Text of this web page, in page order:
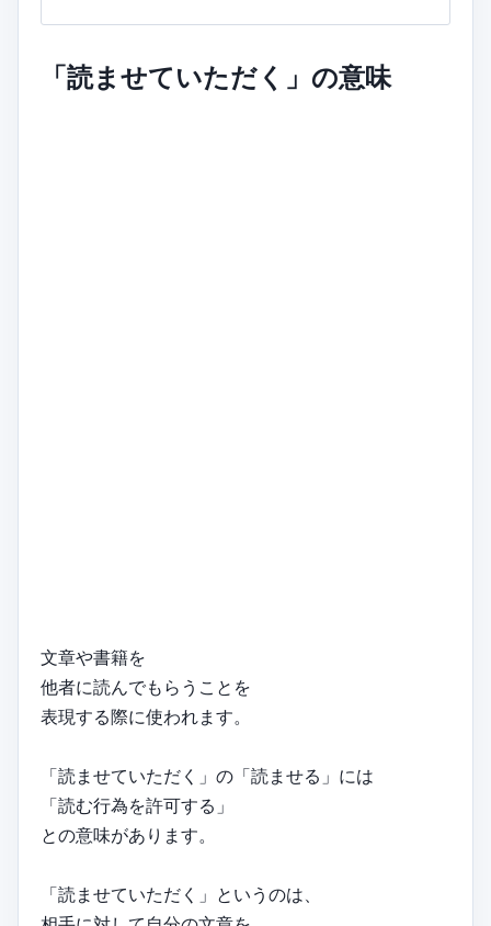
「読ませていただく」の意味
文章や書籍を
他者に読んでもらうことを
表現する際に使われます。
「読ませていただく」の「読ませる」には
「読む行為を許可する」
との意味があります。
「読ませていただく」というのは、